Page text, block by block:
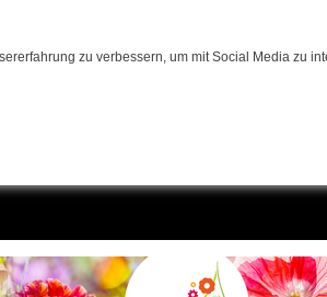
zu verbessern, um mit Social Media zu